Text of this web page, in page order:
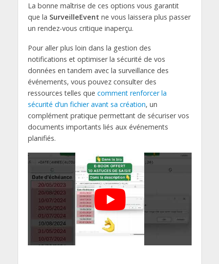
La bonne maîtrise de ces options vous garantit
que la SurveilleEvent ne vous laissera plus passer
un rendez-vous critique inaperçu.
Pour aller plus loin dans la gestion des
notifications et optimiser la sécurité de vos
données en tandem avec la surveillance des
événements, vous pouvez consulter des
ressources telles que comment renforcer la
sécurité d’un fichier avant sa création, un
complément pratique permettant de sécuriser vos
documents importants liés aux événements
planifiés.